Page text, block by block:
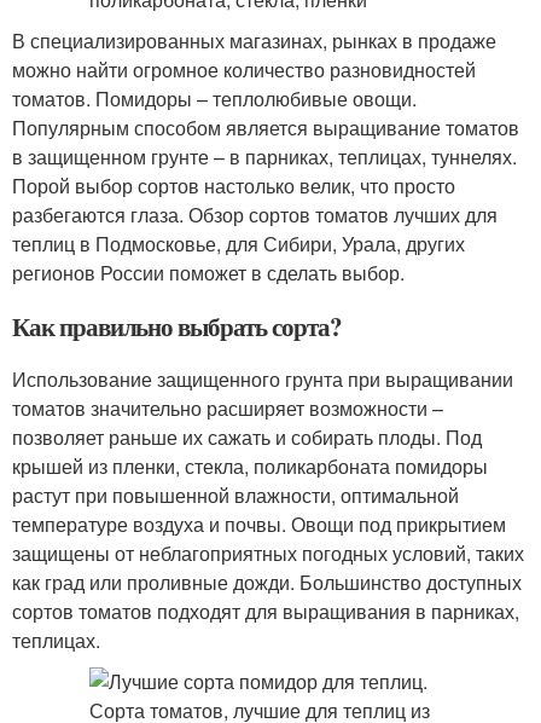
В специализированных магазинах, рынках в продаже
можно найти огромное количество разновидностей
томатов. Помидоры – теплолюбивые овощи.
Популярным способом является выращивание томатов
в защищенном грунте – в парниках, теплицах, туннелях.
Порой выбор сортов настолько велик, что просто
разбегаются глаза. Обзор сортов томатов лучших для
теплиц в Подмосковье, для Сибири, Урала, других
регионов России поможет в сделать выбор.
Как правильно выбрать сорта?
Использование защищенного грунта при выращивании
томатов значительно расширяет возможности –
позволяет раньше их сажать и собирать плоды. Под
крышей из пленки, стекла, поликарбоната помидоры
растут при повышенной влажности, оптимальной
температуре воздуха и почвы. Овощи под прикрытием
защищены от неблагоприятных погодных условий, таких
как град или проливные дожди. Большинство доступных
сортов томатов подходят для выращивания в парниках,
теплицах.